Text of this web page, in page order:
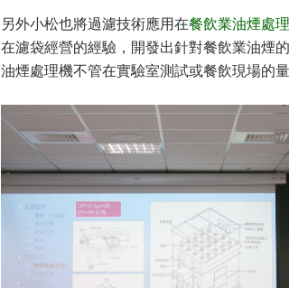
另外小松也將過濾技術應用在餐飲業油煙處理
在濾袋經營的經驗，開發出針對餐飲業油煙
油煙處理機不管在實驗室測試或餐飲現場的量